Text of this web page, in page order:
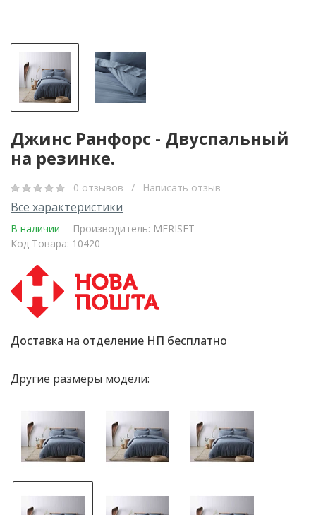
Джинс Ранфорс - Двуспальный
на резинке.
0 отзывов / Написать отзыв
Все характеристики
В наличии Производитель: MERISET
Код Товара: 10420
Доставка на отделение НП бесплатно
Другие размеры модели: